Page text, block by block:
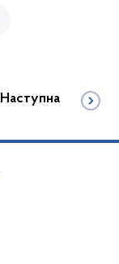
Наступна